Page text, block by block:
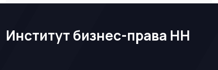
Институт бизнес-права НН